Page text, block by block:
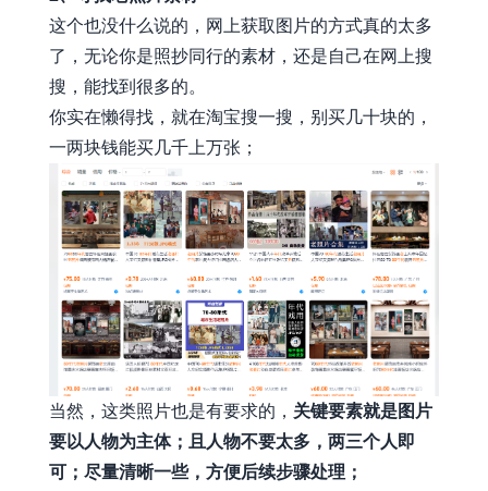
这个也没什么说的，网上获取图片的方式真的太多
了，无论你是照抄同行的素材，还是自己在网上搜
搜，能找到很多的。
你实在懒得找，就在淘宝搜一搜，别买几十块的，
一两块钱能买几千上万张；
当然，这类照片也是有要求的， 关键要素就是图片
要以人物为主体；且人物不要太多，两三个人即
可；尽量清晰一些，方便后续步骤处理；